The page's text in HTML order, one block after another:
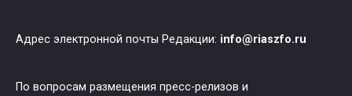
Адрес электронной почты Редакции: info@riaszfo.ru
По вопросам размещения пресс-релизов и